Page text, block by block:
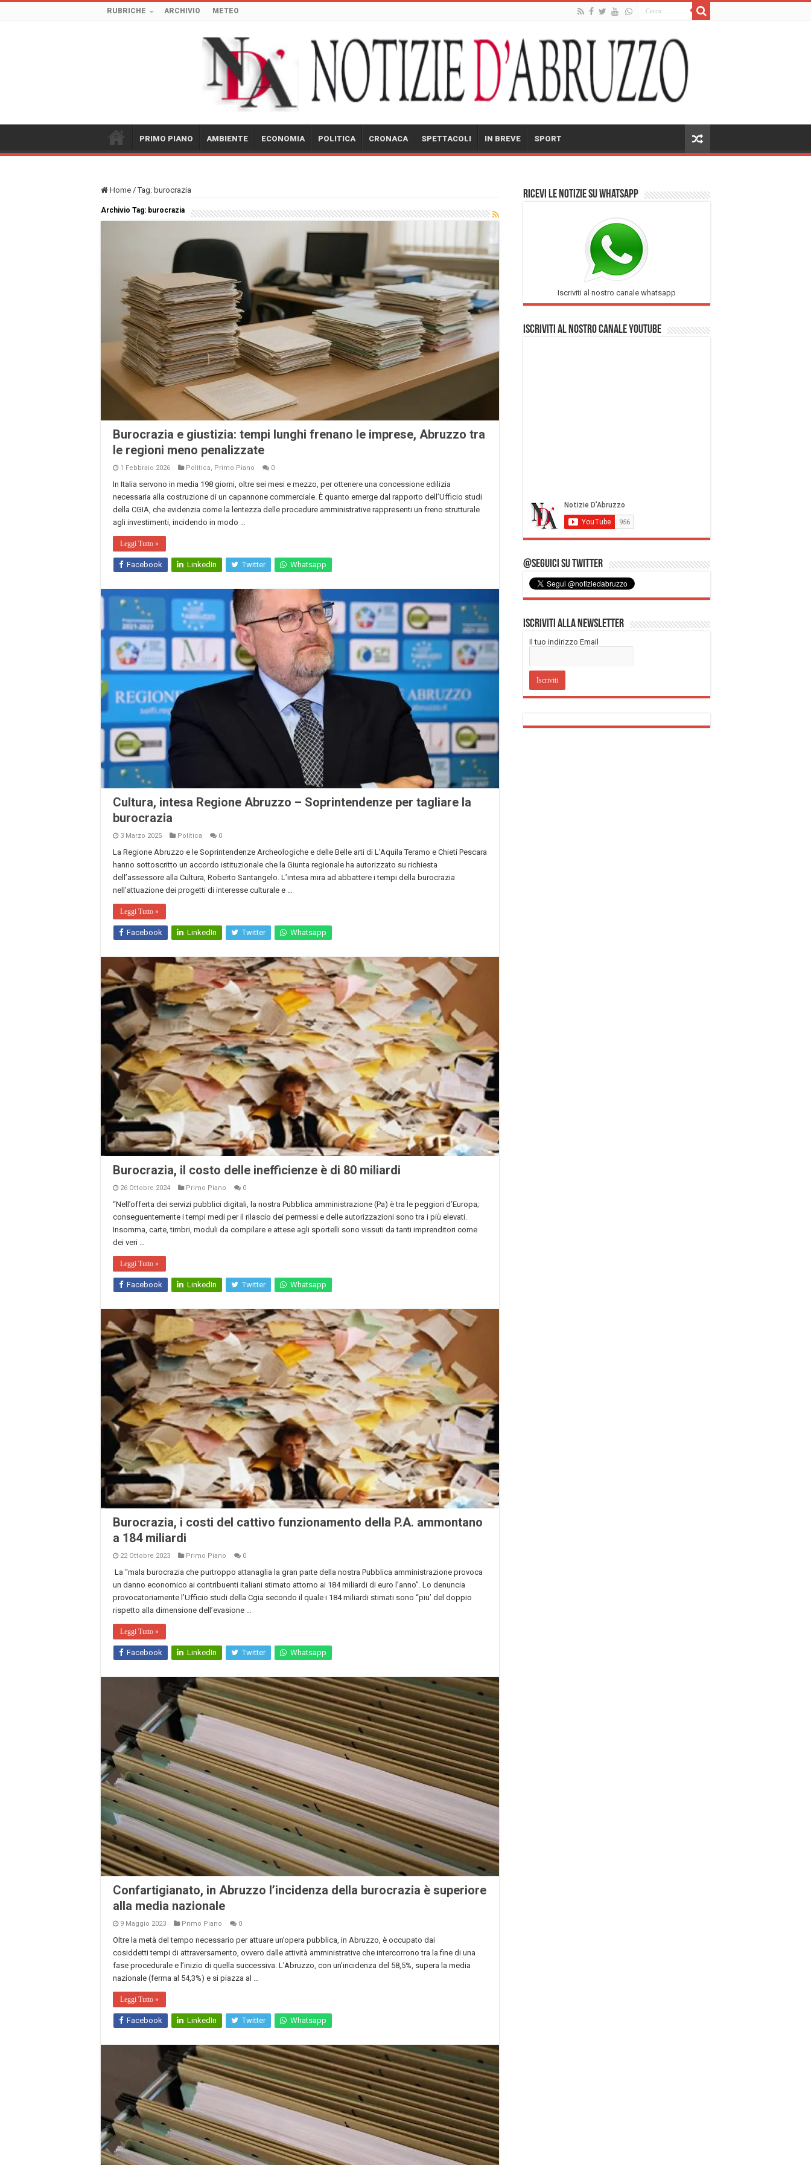
RUBRICHE ARCHIVIO METEO
PRIMO PIANO AMBIENTE ECONOMIA POLITICA CRONACA SPETTACOLI IN BREVE SPORT
Home / Tag: burocrazia
Archivio Tag: burocrazia
Burocrazia e giustizia: tempi lunghi frenano le imprese, Abruzzo tra
le regioni meno penalizzate
1 Febbraio 2026 Politica, Primo Piano 0
In Italia servono in media 198 giorni, oltre sei mesi e mezzo, per ottenere una concessione edilizia
necessaria alla costruzione di un capannone commerciale. È quanto emerge dal rapporto dell’Ufficio studi
della CGIA, che evidenzia come la lentezza delle procedure amministrative rappresenti un freno strutturale
agli investimenti, incidendo in modo …
Leggi Tutto »
Facebook LinkedIn Twitter Whatsapp
Cultura, intesa Regione Abruzzo – Soprintendenze per tagliare la
burocrazia
3 Marzo 2025 Politica 0
La Regione Abruzzo e le Soprintendenze Archeologiche e delle Belle arti di L’Aquila Teramo e Chieti Pescara
hanno sottoscritto un accordo istituzionale che la Giunta regionale ha autorizzato su richiesta
dell’assessore alla Cultura, Roberto Santangelo. L’intesa mira ad abbattere i tempi della burocrazia
nell’attuazione dei progetti di interesse culturale e …
Leggi Tutto »
Facebook LinkedIn Twitter Whatsapp
Burocrazia, il costo delle inefficienze è di 80 miliardi
26 Ottobre 2024 Primo Piano 0
“Nell’offerta dei servizi pubblici digitali, la nostra Pubblica amministrazione (Pa) è tra le peggiori d’Europa;
conseguentemente i tempi medi per il rilascio dei permessi e delle autorizzazioni sono tra i più elevati.
Insomma, carte, timbri, moduli da compilare e attese agli sportelli sono vissuti da tanti imprenditori come
dei veri …
Leggi Tutto »
Facebook LinkedIn Twitter Whatsapp
Burocrazia, i costi del cattivo funzionamento della P.A. ammontano
a 184 miliardi
22 Ottobre 2023 Primo Piano 0
La “mala burocrazia che purtroppo attanaglia la gran parte della nostra Pubblica amministrazione provoca
un danno economico ai contribuenti italiani stimato attorno ai 184 miliardi di euro l’anno”. Lo denuncia
provocatoriamente l’Ufficio studi della Cgia secondo il quale i 184 miliardi stimati sono “piu’ del doppio
rispetto alla dimensione dell’evasione …
Leggi Tutto »
Facebook LinkedIn Twitter Whatsapp
Confartigianato, in Abruzzo l’incidenza della burocrazia è superiore
alla media nazionale
9 Maggio 2023 Primo Piano 0
Oltre la metà del tempo necessario per attuare un’opera pubblica, in Abruzzo, è occupato dai
cosiddetti tempi di attraversamento, ovvero dalle attività amministrative che intercorrono tra la fine di una
fase procedurale e l’inizio di quella successiva. L’Abruzzo, con un’incidenza del 58,5%, supera la media
nazionale (ferma al 54,3%) e si piazza al …
Leggi Tutto »
Facebook LinkedIn Twitter Whatsapp
Ricevi le notizie su Whatsapp
Iscriviti al nostro canale whatsapp
Iscriviti al nostro Canale Youtube
@Seguici su Twitter
Iscriviti alla Newsletter
Il tuo indirizzo Email